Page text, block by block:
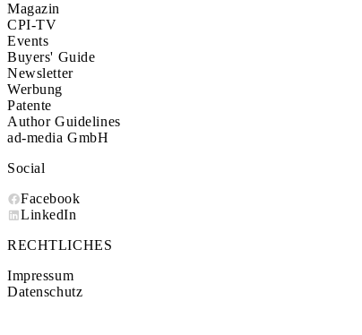
Magazin
CPI-TV
Events
Buyers' Guide
Newsletter
Werbung
Patente
Author Guidelines
ad-media GmbH
Social
Facebook
LinkedIn
RECHTLICHES
Impressum
Datenschutz